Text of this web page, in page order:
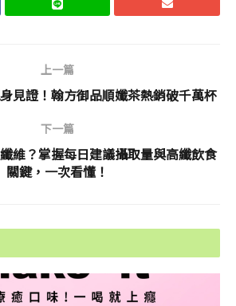
上一篇
見證！翰方御品順孅茶熱銷破千萬杯
下一篇
維？掌握每日建議攝取量與高纖飲食
關鍵，一次看懂！